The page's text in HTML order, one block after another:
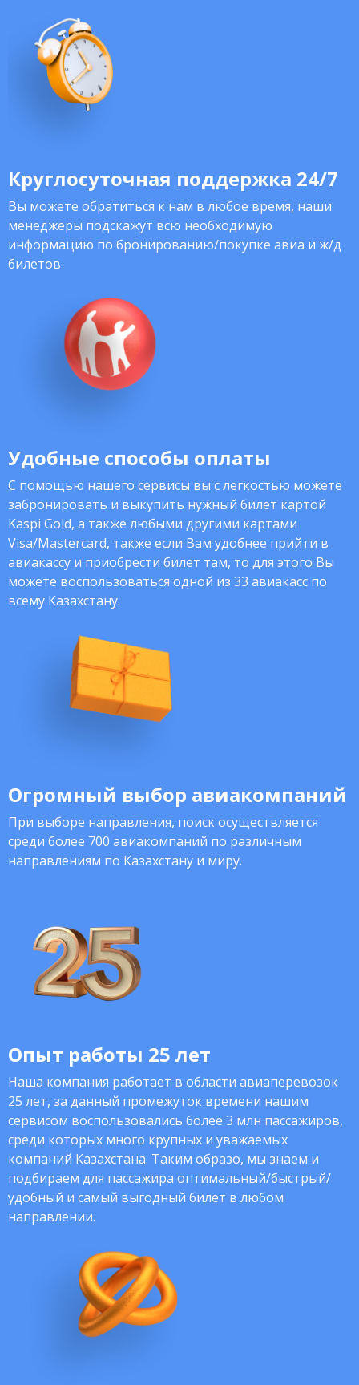
Круглосуточная поддержка 24/7
Вы можете обратиться к нам в любое время, наши
менеджеры подскажут всю необходимую
информацию по бронированию/покупке авиа и ж/д
билетов
Удобные способы оплаты
С помощью нашего сервисы вы с легкостью можете
забронировать и выкупить нужный билет картой
Kaspi Gold, а также любыми другими картами
Visa/Mastercard, также если Вам удобнее прийти в
авиакассу и приобрести билет там, то для этого Вы
можете воспользоваться одной из 33 авиакасс по
всему Казахстану.
Огромный выбор авиакомпаний
При выборе направления, поиск осуществляется
среди более 700 авиакомпаний по различным
направлениям по Казахстану и миру.
Опыт работы 25 лет
Наша компания работает в области авиаперевозок
25 лет, за данный промежуток времени нашим
сервисом воспользовались более 3 млн пассажиров,
среди которых много крупных и уважаемых
компаний Казахстана. Таким образо, мы знаем и
подбираем для пассажира оптимальный/быстрый/
удобный и самый выгодный билет в любом
направлении.